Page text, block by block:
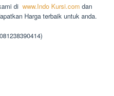
di www.Indo Kursi.com dan
Harga terbaik untuk anda.